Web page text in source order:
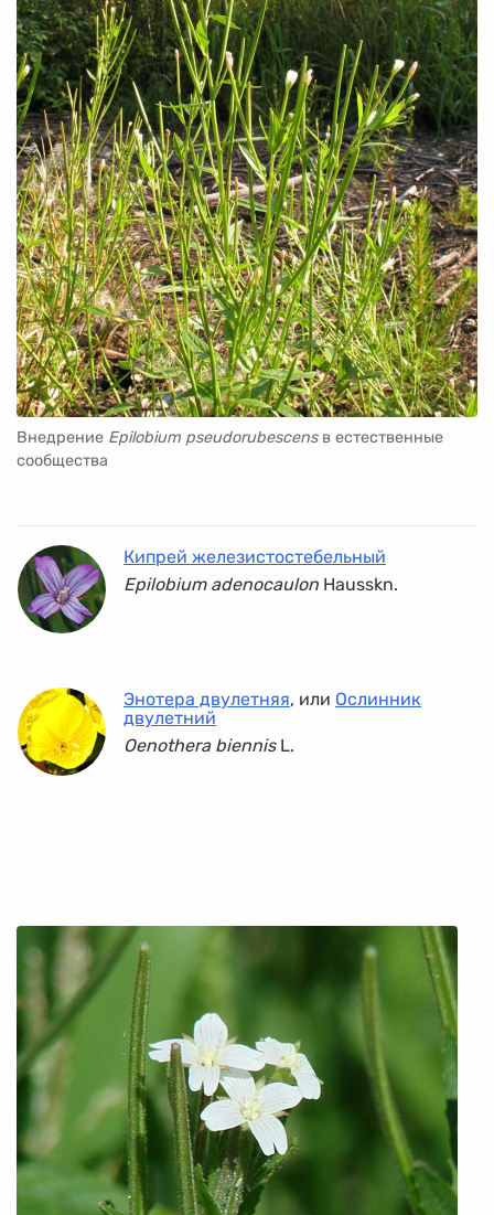
Внедрение Epilobium pseudorubescensв естественные
сообщества
Кипрей железистостебельный
Epilobium adenocaulon Hausskn.
Энотера двулетняя, или Ослинник
двулетний
Oenothera biennisL.